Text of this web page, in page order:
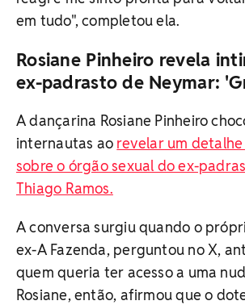
em tudo", completou ela.
Rosiane Pinheiro revela
ex-padrasto de Neymar:
A dançarina Rosiane Pinheiro
internautas ao revelar um
sobre o órgão sexual do ex-
Thiago Ramos.
A conversa surgiu quando o
ex-A Fazenda, perguntou no X,
quem queria ter acesso a uma
Rosiane, então, afirmou que o